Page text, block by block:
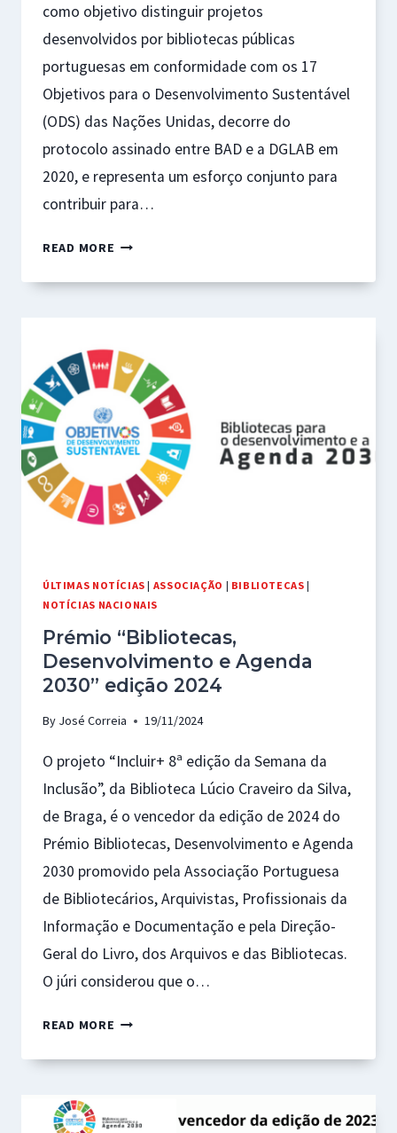
como objetivo distinguir projetos
desenvolvidos por bibliotecas públicas
portuguesas em conformidade com os 17
Objetivos para o Desenvolvimento Sustentável
(ODS) das Nações Unidas, decorre do
protocolo assinado entre BAD e a DGLAB em
2020, e representa um esforço conjunto para
contribuir para…
READ MORE ESTÃO
AS
A
5ª
EDIÇÃO
PRÉMIO
BIBLIOTECAS:
DESENVOLVIMENTO
E
2030
ÚLTIMAS NOTÍCIAS | ASSOCIAÇÃO | BIBLIOTECAS |
NOTÍCIAS NACIONAIS
Prémio “Bibliotecas,
Desenvolvimento e Agenda
2030” edição 2024
By José Correia 19/11/2024
O projeto “Incluir+ 8ª edição da Semana da
Inclusão”, da Biblioteca Lúcio Craveiro da Silva,
de Braga, é o vencedor da edição de 2024 do
Prémio Bibliotecas, Desenvolvimento e Agenda
2030 promovido pela Associação Portuguesa
de Bibliotecários, Arquivistas, Profissionais da
Informação e Documentação e pela Direção-
Geral do Livro, dos Arquivos e das Bibliotecas.
O júri considerou que o…
READ MORE PRÉMIO
DESENVOLVIMENTO